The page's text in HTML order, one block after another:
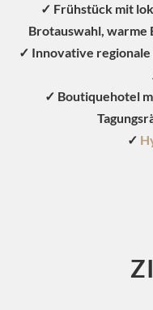
✓ Frühstück mit
Brotauswahl, warme
✓ Innovative
✓ Boutiquehotel
✓